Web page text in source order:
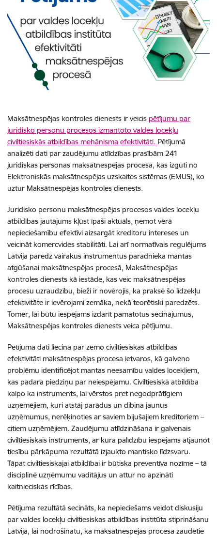
Maksātnespējas kontroles dienests ir veicis pētījumu par
juridisko personu procesos izmantoto valdes locekļu
civiltiesiskās atbildības mehānisma efektivitāti. Pētījumā
analizēti dati par zaudējumu atlīdzības prasībām 241
juridiskas personas maksātnespējas procesā, kas izgūti no
Elektroniskās maksātnespējas uzskaites sistēmas (EMUS), ko
uztur Maksātnespējas kontroles dienests.
Juridisko personu maksātnespējas procesos valdes locekļu
atbildības jautājums kļūst īpaši aktuāls, ņemot vērā
nepieciešamību efektīvi aizsargāt kreditoru intereses un
veicināt komercvides stabilitāti. Lai arī normatīvais regulējums
Latvijā paredz vairākus instrumentus parādnieka mantas
atgūšanai maksātnespējas procesā, Maksātnespējas
kontroles dienests kā iestāde, kas veic maksātnespējas
procesu uzraudzību, bieži ir novērojis, ka praksē šo līdzekļu
efektivitāte ir ievērojami zemāka, nekā teorētiski paredzēts.
Tomēr, lai būtu iespējams izdarīt pamatotus secinājumus,
Maksātnespējas kontroles dienests veica pētījumu.
Pētījuma dati liecina par zemo civiltiesiskas atbildības
efektivitāti maksātnespējas procesa ietvaros, kā galveno
problēmu identificējot mantas neesamību valdes locekļiem,
kas padara piedziņu par neiespējamu. Civiltiesiskā atbildība
kalpo ka instruments, lai vērstos pret negodprātīgiem
uzņēmējiem, kuri atstāj parādus un dibina jaunus
uzņēmumus, nerēķinoties ar saviem bijušajiem kreditoriem –
citiem uzņēmējiem. Zaudējumu atlīdzināšana ir galvenais
civiltiesiskais instruments, ar kura palīdzību iespējams atjaunot
tiesību pārkāpuma rezultātā izjaukto mantisko līdzsvaru.
Tāpat civiltiesiskajai atbildībai ir būtiska preventīva nozīme – tā
disciplinē uzņēmumu vadītājus un attur no apzināti
kaitnieciskas rīcības.
Pētījuma rezultātā secināts, ka nepieciešams veidot diskusiju
par valdes locekļu civiltiesiskas atbildības institūta stiprināšanu
Latvija, lai nodrošinātu, ka maksātnespējas procesā zaudētie